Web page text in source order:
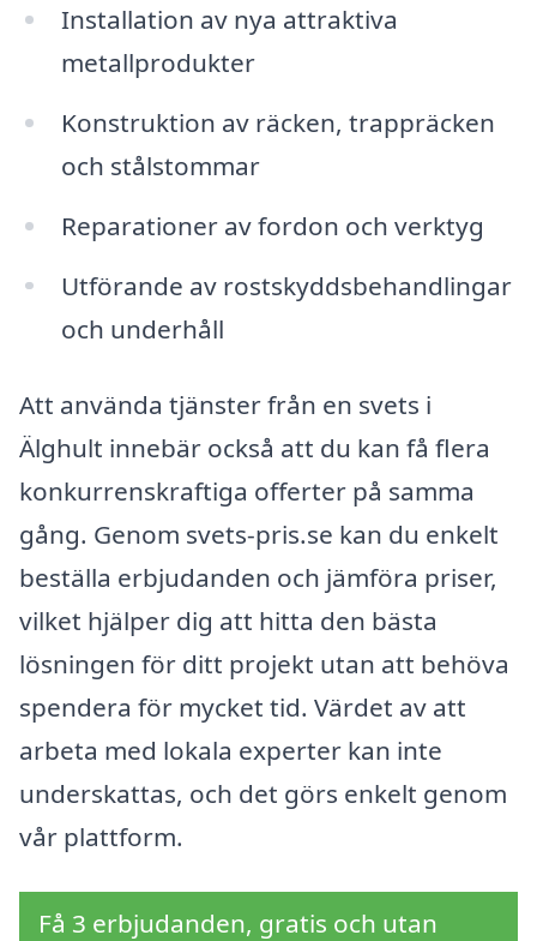
Installation av nya attraktiva
metallprodukter
Konstruktion av räcken, trappräcken
och stålstommar
Reparationer av fordon och verktyg
Utförande av rostskyddsbehandlingar
och underhåll
Att använda tjänster från en svets i
Älghult innebär också att du kan få flera
konkurrenskraftiga offerter på samma
gång. Genom svets-pris.se kan du enkelt
beställa erbjudanden och jämföra priser,
vilket hjälper dig att hitta den bästa
lösningen för ditt projekt utan att behöva
spendera för mycket tid. Värdet av att
arbeta med lokala experter kan inte
underskattas, och det görs enkelt genom
vår plattform.
Få 3 erbjudanden, gratis och utan